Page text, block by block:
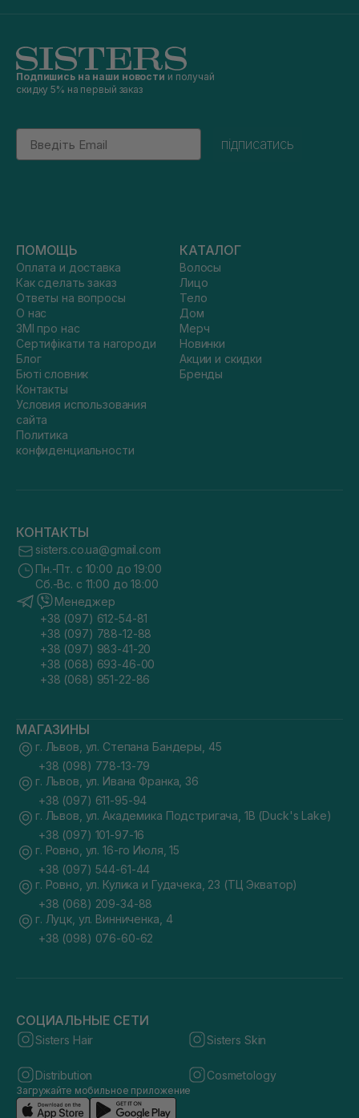
Подпишись на наши новости и получай
скидку 5% на первый заказ
Email
підписатись
ПОМОЩЬ
Оплата и доставка
Как сделать заказ
Ответы на вопросы
О нас
ЗМІ про нас
Сертифікати та нагороди
Блог
Бюті словник
Контакты
Условия использования
сайта
Политика
конфиденциальности
КАТАЛОГ
Волосы
Лицо
Тело
Дом
Мерч
Новинки
Акции и скидки
Бренды
КОНТАКТЫ
sisters.co.ua@gmail.com
Пн.-Пт. с 10:00 до 19:00
Сб.-Вс. с 11:00 до 18:00
Менеджер
+38 (097) 612-54-81
+38 (097) 788-12-88
+38 (097) 983-41-20
+38 (068) 693-46-00
+38 (068) 951-22-86
МАГАЗИНЫ
г. Львов, ул. Степана Бандеры, 45
+38 (098) 778-13-79
г. Львов, ул. Ивана Франка, 36
+38 (097) 611-95-94
г. Львов, ул. Академика Подстригача, 1В (Duck's Lake)
+38 (097) 101-97-16
г. Ровно, ул. 16-го Июля, 15
+38 (097) 544-61-44
г. Ровно, ул. Кулика и Гудачека, 23 (ТЦ Экватор)
+38 (068) 209-34-88
г. Луцк, ул. Винниченка, 4
+38 (098) 076-60-62
СОЦИАЛЬНЫЕ СЕТИ
Sisters Hair Sisters Skin
Distribution Cosmetology
Загружайте мобильное приложение